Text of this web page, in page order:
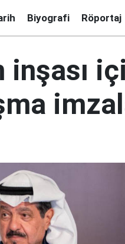
Biyografi Röportaj